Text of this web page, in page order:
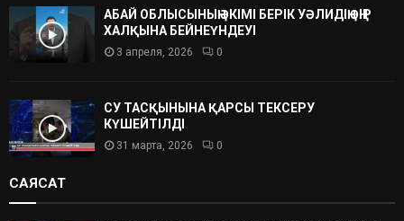
АБАЙ ОБЛЫСЫНЫҢ ӘКІМІ БЕРІК УӘЛИДІҢ ӨҢІР
ХАЛҚЫНА БЕЙНЕҮНДЕУІ
3 апреля, 2026 0
СУ ТАСҚЫНЫНА ҚАРСЫ ТЕКСЕРУ
КҮШЕЙТІЛДІ
31 марта, 2026 0
САЯСАТ